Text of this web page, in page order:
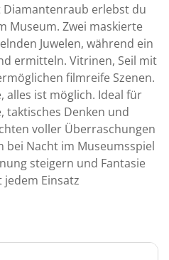
Diamantenraub erlebst du
Museum. Zwei maskierte
Juwelen, während ein
ermitteln. Vitrinen, Seil mit
filmreife Szenen.
alles ist möglich. Ideal für
taktisches Denken und
voller Überraschungen
bei Nacht im Museumsspiel
steigern und Fantasie
Einsatz